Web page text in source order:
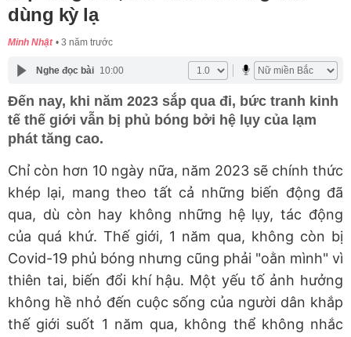
dùng kỳ lạ
Minh Nhật 3 năm trước
Nghe đọc bài 10:00
Đến nay, khi năm 2023 sắp qua đi, bức tranh kinh
tế thế giới vẫn bị phủ bóng bởi hệ lụy của lạm
phát tăng cao.
Chỉ còn hơn 10 ngày nữa, năm 2023 sẽ chính thức
khép lại, mang theo tất cả những biến động đã
qua, dù còn hay không những hệ lụy, tác động
của quá khứ. Thế giới, 1 năm qua, không còn bị
Covid-19 phủ bóng nhưng cũng phải "oằn mình" vì
thiên tai, biến đổi khí hậu. Một yếu tố ảnh hưởng
không hề nhỏ đến cuộc sống của người dân khắp
thế giới suốt 1 năm qua, không thể không nhắc